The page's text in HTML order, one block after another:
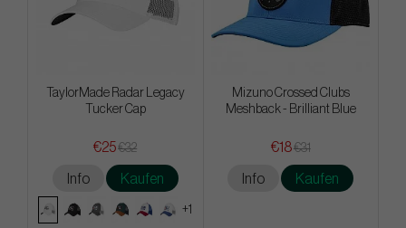
TaylorMade Radar Legacy
Tucker Cap
€25€32
Info Kaufen
+1
Mizuno Crossed Clubs
Meshback - Brilliant Blue
€18€31
Info Kaufen